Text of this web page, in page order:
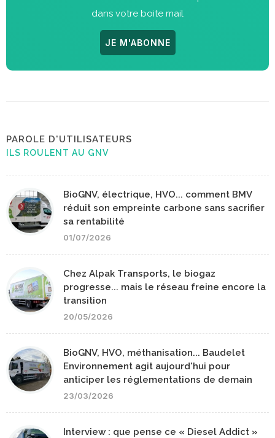
dans votre boite mail
JE M'ABONNE
PAROLE D'UTILISATEURS
ILS ROULENT AU GNV
BioGNV, électrique, HVO... comment BMV
réduit son empreinte carbone sans sacrifier
sa rentabilité
01/07/2026
Chez Alpak Transports, le biogaz
progresse... mais le réseau freine encore la
transition
20/05/2026
BioGNV, HVO, méthanisation... Baudelet
Environnement agit aujourd'hui pour
anticiper les réglementations de demain
23/03/2026
Interview : que pense ce « Diesel Addict »